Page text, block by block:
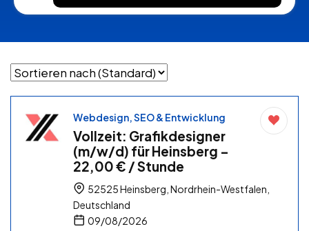
Webdesign, SEO & Entwicklung
Vollzeit: Grafikdesigner
(m/w/d) für Heinsberg –
22,00 € / Stunde
52525 Heinsberg, Nordrhein-Westfalen,
Deutschland
09/08/2026